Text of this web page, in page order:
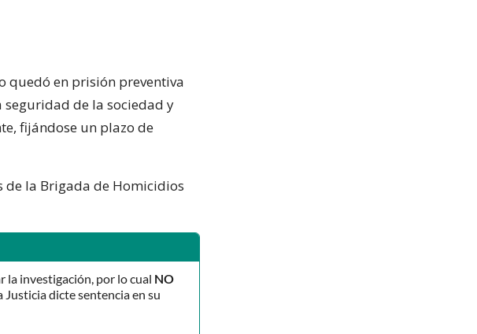
quedó en prisión preventiva
de la sociedad y
fijándose un plazo de
de la Brigada de Homicidios
la investigación, por lo cual NO
Justicia dicte sentencia en su